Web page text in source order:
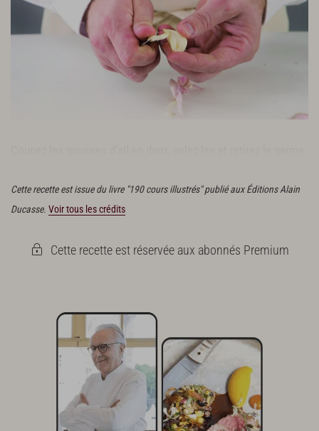
Cette recette est issue du livre "190 cours illustrés" publié aux Éditions Alain
Ducasse. Voir tous les crédits
Cette recette est réservée aux abonnés Premium